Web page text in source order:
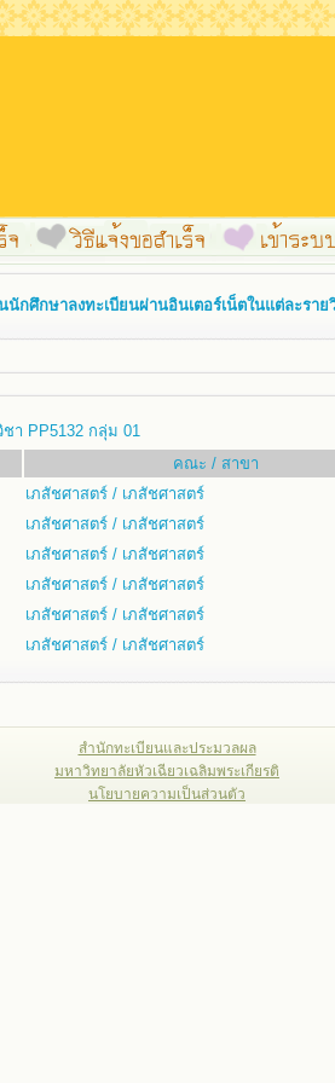
นักศึกษาลงทะเบียนผ่านอินเตอร์เน็ตในแต่ละราย
า PP5132 กลุ่ม 01
คณะ / สาขา
เภสัชศาสตร์ / เภสัชศาสตร์
เภสัชศาสตร์ / เภสัชศาสตร์
เภสัชศาสตร์ / เภสัชศาสตร์
เภสัชศาสตร์ / เภสัชศาสตร์
เภสัชศาสตร์ / เภสัชศาสตร์
เภสัชศาสตร์ / เภสัชศาสตร์
สำนักทะเบียนและประมวลผล
มหาวิทยาลัยหัวเฉียวเฉลิมพระเกียรติ
นโยบายความเป็นส่วนตัว